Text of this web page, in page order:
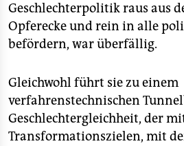
Geschlechterpolitik raus aus
Opferecke und rein in alle
befördern, war überfällig.
Gleichwohl führt sie zu einem
verfahrenstechnischen
Geschlechtergleichheit, der
Transformationszielen, mit